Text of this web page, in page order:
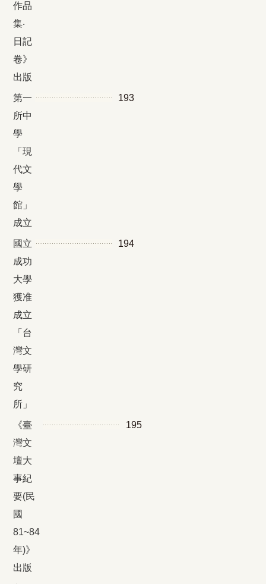
作品
集‧
日記
卷》
出版
第一
所中
學
「現
代文
學
館」
成立
193
國立
成功
大學
獲准
成立
「台
灣文
學研
究
所」
194
《臺
灣文
壇大
事紀
要(民
國
81~84
年)》
出版
195